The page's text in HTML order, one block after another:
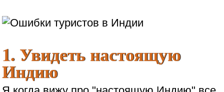
1. Увидеть настоящую
Индию